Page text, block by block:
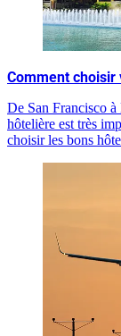
Comment choisir
De San Francisco
hôtelière est très
choisir les bons